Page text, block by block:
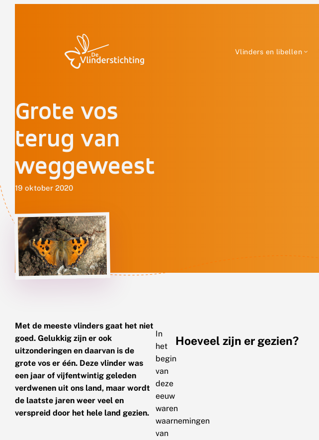
Vlinders en libellen
Grote vos
terug van
weggeweest
19 oktober 2020
Met de meeste vlinders gaat het niet
goed. Gelukkig zijn er ook
uitzonderingen en daarvan is de
grote vos er één. Deze vlinder was
een jaar of vijfentwintig geleden
verdwenen uit ons land, maar wordt
de laatste jaren weer veel en
verspreid door het hele land gezien.
In
het
begin
van
deze
eeuw
waren
waarnemingen
van
Hoeveel zijn er gezien?